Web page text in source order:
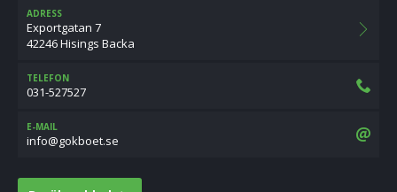
ADRESS
Exportgatan 7
42246 Hisings Backa
TELEFON
031-527527
E-MAIL
es.teobkog@ofni